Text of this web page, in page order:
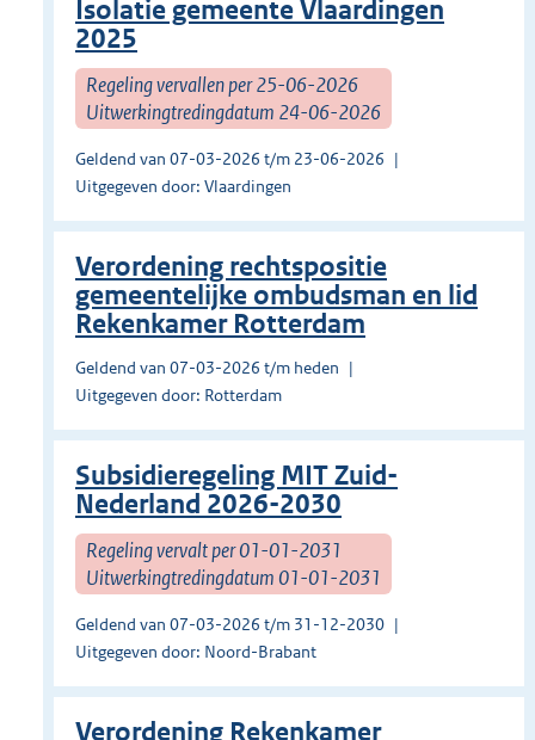
Isolatie gemeente Vlaardingen
2025
Regeling vervallen per 25-06-2026
Uitwerkingtredingdatum 24-06-2026
Geldend van 07-03-2026 t/m 23-06-2026
Uitgegeven door: Vlaardingen
Verordening rechtspositie
gemeentelijke ombudsman en lid
Rekenkamer Rotterdam
Geldend van 07-03-2026 t/m heden
Uitgegeven door: Rotterdam
Subsidieregeling MIT Zuid-
Nederland 2026-2030
Regeling vervalt per 01-01-2031
Uitwerkingtredingdatum 01-01-2031
Geldend van 07-03-2026 t/m 31-12-2030
Uitgegeven door: Noord-Brabant
Verordening Rekenkamer